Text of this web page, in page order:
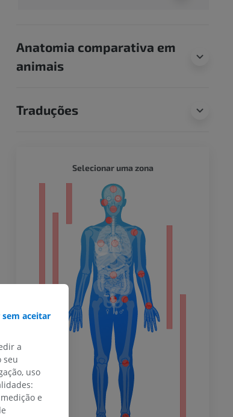
Anatomia comparativa em
animais
Traduções
Selecionar uma zona
aceitar
a
seu
uso
e